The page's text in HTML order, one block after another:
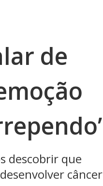
de
descobrir que
câncer